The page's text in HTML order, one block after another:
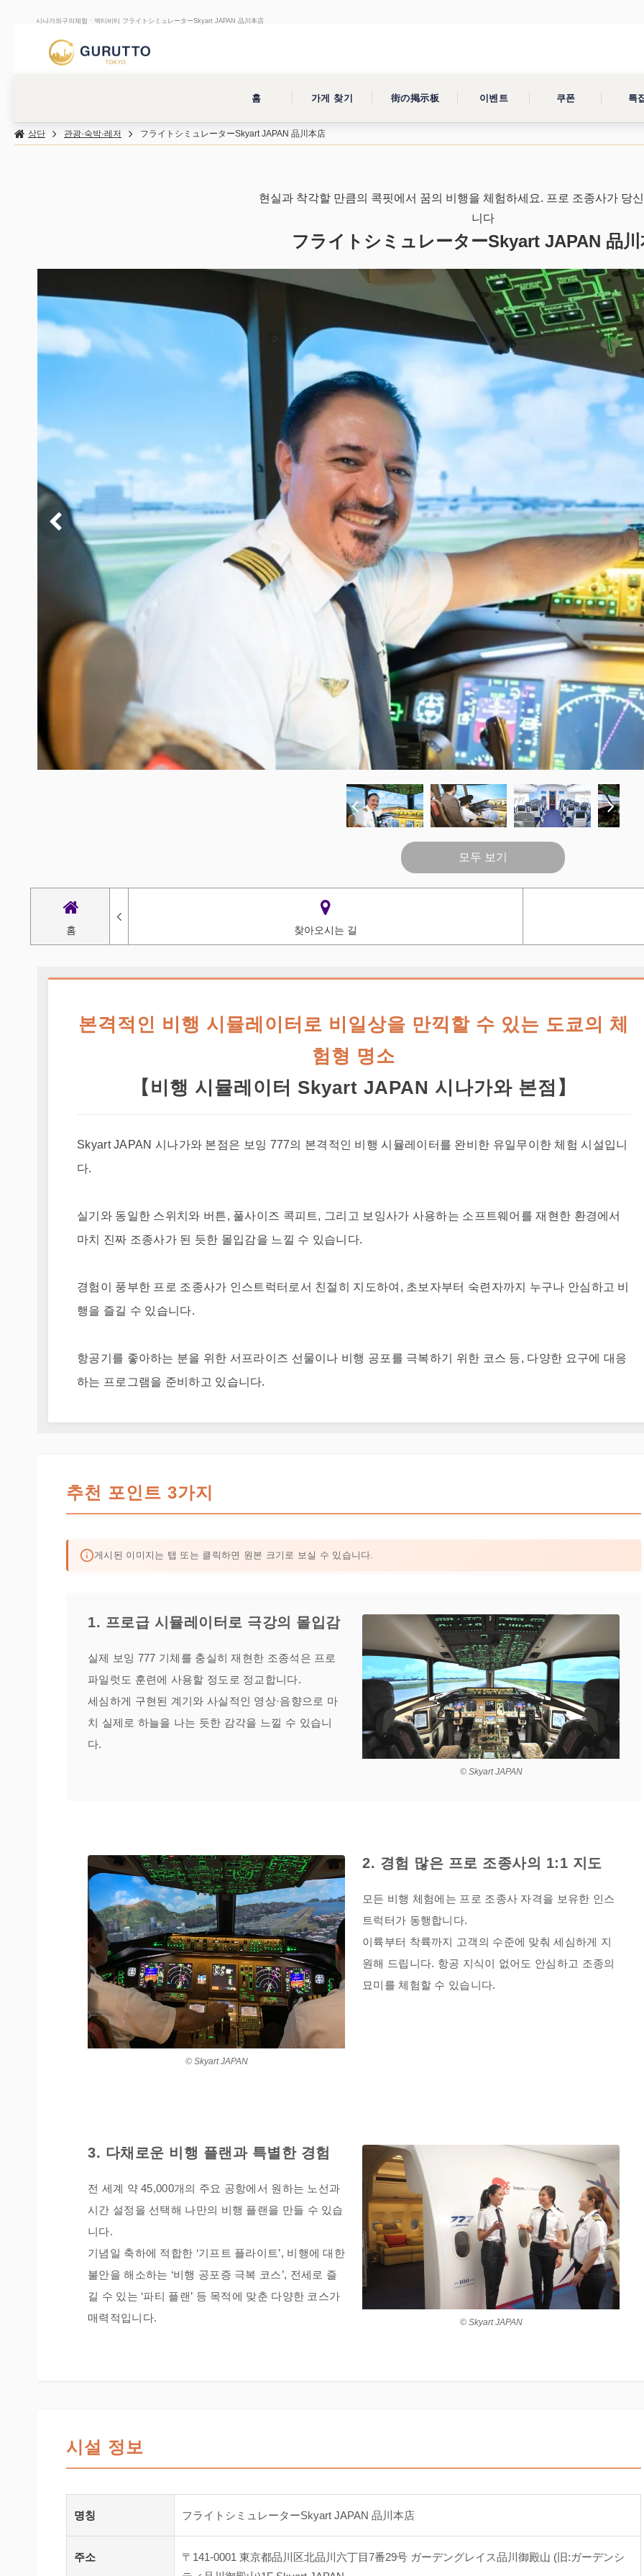
시나가와구의체험 · 액티비티 フライトシミュレーターSkyart JAPAN 品川本店
홈 가게 찾기 街の掲示板 이벤트 쿠폰 특
상단 관광·숙박·레저 フライトシミュレーターSkyart JAPAN 品川本店
현실과 착각할 만큼의 콕핏에서 꿈의 비행을 체험하세요. 프로 조종사가 당
니다
フライトシミュレーターSkyart JAPAN 品川
모두 보기
홈 찾아오시는 길
본격적인 비행 시뮬레이터로 비일상을 만끽할 수 있는 도쿄의 체
험형 명소
【비행 시뮬레이터 Skyart JAPAN 시나가와 본점】
Skyart JAPAN 시나가와 본점은 보잉 777의 본격적인 비행 시뮬레이터를 완비한 유일무이한 체험 시설입니
다.
실기와 동일한 스위치와 버튼, 풀사이즈 콕피트, 그리고 보잉사가 사용하는 소프트웨어를 재현한 환경에서
마치 진짜 조종사가 된 듯한 몰입감을 느낄 수 있습니다.
경험이 풍부한 프로 조종사가 인스트럭터로서 친절히 지도하여, 초보자부터 숙련자까지 누구나 안심하고 비
행을 즐길 수 있습니다.
항공기를 좋아하는 분을 위한 서프라이즈 선물이나 비행 공포를 극복하기 위한 코스 등, 다양한 요구에 대응
하는 프로그램을 준비하고 있습니다.
추천 포인트 3가지
게시된 이미지는 탭 또는 클릭하면 원본 크기로 보실 수 있습니다.
1. 프로급 시뮬레이터로 극강의 몰입감
실제 보잉 777 기체를 충실히 재현한 조종석은 프로
파일럿도 훈련에 사용할 정도로 정교합니다.
세심하게 구현된 계기와 사실적인 영상·음향으로 마
치 실제로 하늘을 나는 듯한 감각을 느낄 수 있습니
다.
© Skyart JAPAN
2. 경험 많은 프로 조종사의 1:1 지도
모든 비행 체험에는 프로 조종사 자격을 보유한 인스
트럭터가 동행합니다.
이륙부터 착륙까지 고객의 수준에 맞춰 세심하게 지
원해 드립니다. 항공 지식이 없어도 안심하고 조종의
묘미를 체험할 수 있습니다.
© Skyart JAPAN
3. 다채로운 비행 플랜과 특별한 경험
전 세계 약 45,000개의 주요 공항에서 원하는 노선과
시간 설정을 선택해 나만의 비행 플랜을 만들 수 있습
니다.
기념일 축하에 적합한 ‘기프트 플라이트’, 비행에 대한
불안을 해소하는 ‘비행 공포증 극복 코스’, 전세로 즐
길 수 있는 ‘파티 플랜’ 등 목적에 맞춘 다양한 코스가
매력적입니다.
© Skyart JAPAN
시설 정보
명칭 フライトシミュレーターSkyart JAPAN 品川本店
주소
〒141-0001 東京都品川区北品川六丁目7番29号 ガーデングレイス品川御殿山 (旧:ガーデンシ